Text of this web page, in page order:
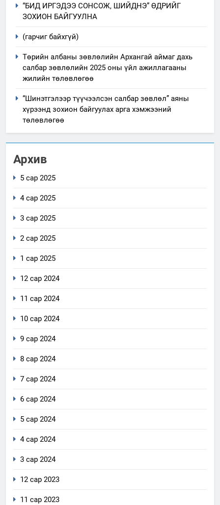
“БИД ИРГЭДЭЭ СОНСОЖ, ШИЙДНЭ” ӨДРИЙГ
ЗОХИОН БАЙГУУЛНА
(гарчиг байхгүй)
Төрийн албаны зөвлөлийн Архангай аймаг дахь
салбар зөвлөлийн 2025 оны үйл ажиллагааны
жилийн төлөвлөгөө
“Шинэтгэлээр түүчээлсэн салбар зөвлөл” аяны
хүрээнд зохион байгуулах арга хэмжээний
төлөвлөгөө
Архив
5 сар 2025
4 сар 2025
3 сар 2025
2 сар 2025
1 сар 2025
12 сар 2024
11 сар 2024
10 сар 2024
9 сар 2024
8 сар 2024
7 сар 2024
6 сар 2024
5 сар 2024
4 сар 2024
3 сар 2024
12 сар 2023
11 сар 2023